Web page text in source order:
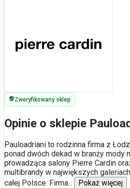
Zweryfikowany sklep
Opinie o sklepie
Pauloadriani to rodzinna firma z
ponad dwóch dekad w branży mody
prowadząca salony Pierre Cardin
multibrandy w największych
całej Polsce. Firma... Pokaż więcej